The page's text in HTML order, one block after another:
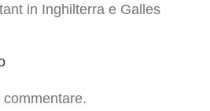
in Inghilterra e Galles
commentare.